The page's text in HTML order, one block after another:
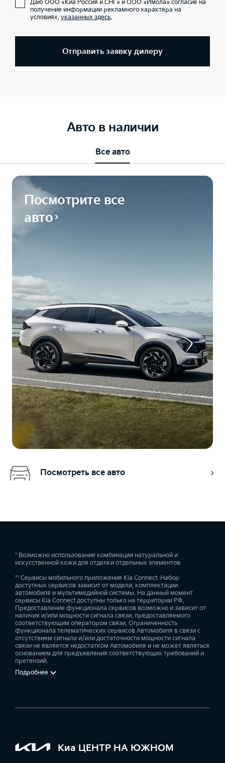
Даю ООО «Киа Россия и СНГ» и ООО «Имола» согласие на
получение информации рекламного характера на
условиях, указанных здесь.
Отправить заявку дилеру
Авто в наличии
Все авто
Посмотрите все
авто
Посмотреть все авто
* Возможно использование комбинации натуральной и
искусственной кожи для отделки отдельных элементов
** Сервисы мобильного приложения Kia Connect. Набор
доступных сервисов зависит от модели, комплектации
автомобиля и мультимедийной системы. На данный момент
сервисы Kia Connect доступны только на территории РФ.
Предоставление функционала сервисов возможно и зависит от
наличия и/или мощности сигнала связи, предоставляемого
соответствующим оператором связи. Ограниченность
функционала телематических сервисов Автомобиля в связи с
отсутствием сигнала и/или достаточности мощности сигнала
связи не является недостатком Автомобиля и не может являться
основанием для предъявления соответствующих требований и
претензий.
Подробнее
Киа ЦЕНТР НА ЮЖНОМ